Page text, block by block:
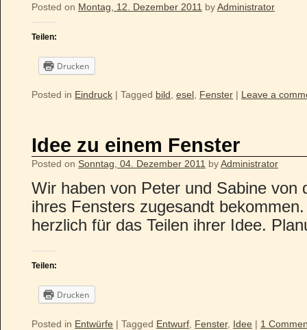
Posted on Montag, 12. Dezember 2011 byAdministrator
Teilen:
Drucken
Posted in Eindruck | Tagged bild esel Fenster | Leave a
Idee zu einem Fenster
Posted on Sonntag, 04. Dezember 2011 byAdministrator
Wir haben von Peter und Sabine von
ihres Fensters zugesandt
herzlich für das Teilen ihrer Idee.
Teilen:
Drucken
Posted in Entwürfe | Tagged Entwurf Fenster, Idee | 1